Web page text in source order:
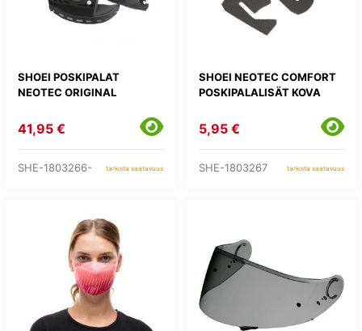
SHOEI POSKIPALAT
NEOTEC ORIGINAL
41,95 €
SHE-1803266- tarkista saatavuus
SHOEI NEOTEC COMFORT
POSKIPALALISÄT KOVA
5,95 €
SHE-1803267 tarkista saatavuus